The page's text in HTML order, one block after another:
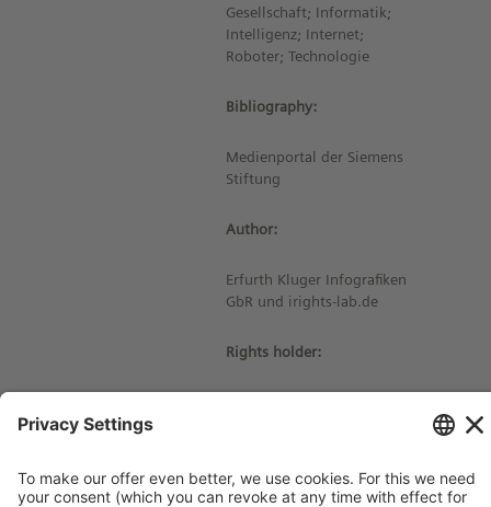
Gesellschaft; Informatik;
Intelligenz; Internet;
Roboter; Technologie
Bibliography:
Medienportal der Siemens
Stiftung
Author:
Erfurth Kluger Infografiken
GbR und irights-lab.de
Rights holder: